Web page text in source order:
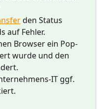
den Status
auf Fehler.
Browser ein Pop-
wurde und den
IT ggf.